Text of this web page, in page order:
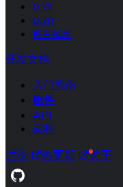
0.71
0.70
所有版本
开发文档
入门指南
组件
API
架构
讨论 热更新 关于